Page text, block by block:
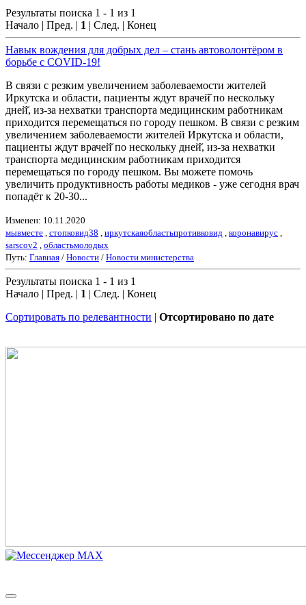
Результаты поиска 1 - 1 из 1
Начало | Пред. | 1 | След. | Конец
Навык вождения для добрых дел – стань автоволонтёром в
борьбе с COVID-19!
В связи с резким увеличением заболеваемости жителей
Иркутска и области, пациенты ждут врачей̆ по нескольку
дней̆, из-за нехватки транспорта медицинским работникам
приходится перемещаться по городу пешком. В связи с резким
увеличением заболеваемости жителей Иркутска и области,
пациенты ждут врачей̆ по нескольку дней̆, из-за нехватки
транспорта медицинским работникам приходится
перемещаться по городу пешком. Вы можете помочь
увеличить продуктивность работы медиков - уже сегодня врач
попадёт к 20-30...
Изменен: 10.11.2020
мывместе стопковид38 иркутскаяобластьпротивковид коронавирус
sarscov2
областьмолодых
Путь: Главная / Новости / Новости министерства
Результаты поиска 1 - 1 из 1
Начало | Пред. | 1 | След. | Конец
Сортировать по релевантности | Отсортировано по дате